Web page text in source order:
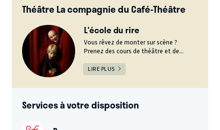
Théâtre La compagnie du Café-Théâtre
L'école du rire
Vous rêvez de monter sur scène ?
Prenez des cours de théâtre et de...
LIRE PLUS
Services à votre disposition